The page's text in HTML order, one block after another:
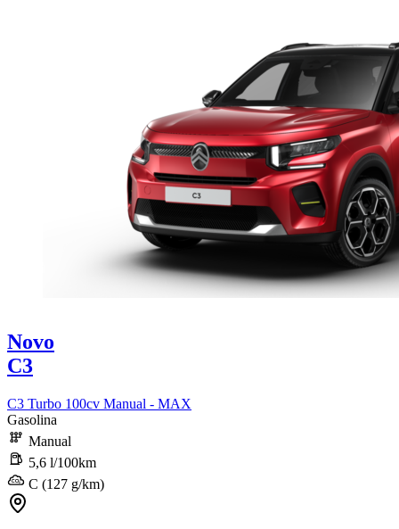
Novo
C3
C3 Turbo 100cv Manual - MAX
Gasolina
Manual
5,6 l/100km
C (127 g/km)